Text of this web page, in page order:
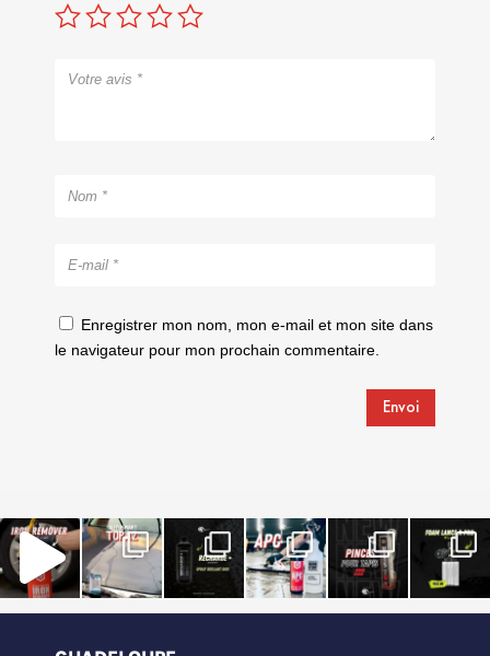
Enregistrer mon nom, mon e-mail et mon site dans
le navigateur pour mon prochain commentaire.
Envoi